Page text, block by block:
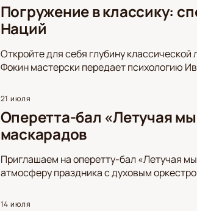
Погружение в классику:
Наций
Откройте для себя глубину
Фокин мастерски передает психологию
21 июля
Оперетта-бал «Летучая
маскарадов
Приглашаем на оперетту-бал «Летучая
атмосферу праздника с духовым
14 июля